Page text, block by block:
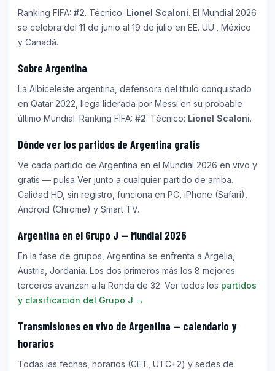
Ranking FIFA: #2. Técnico: Lionel Scaloni. El Mundial 2026
se celebra del 11 de junio al 19 de julio en EE. UU., México
y Canadá.
Sobre Argentina
La Albiceleste argentina, defensora del título conquistado
en Qatar 2022, llega liderada por Messi en su probable
último Mundial. Ranking FIFA: #2. Técnico: Lionel Scaloni.
Dónde ver los partidos de Argentina gratis
Ve cada partido de Argentina en el Mundial 2026 en vivo y
gratis — pulsa Ver junto a cualquier partido de arriba.
Calidad HD, sin registro, funciona en PC, iPhone (Safari),
Android (Chrome) y Smart TV.
Argentina en el Grupo J — Mundial 2026
En la fase de grupos, Argentina se enfrenta a Argelia,
Austria, Jordania. Los dos primeros más los 8 mejores
terceros avanzan a la Ronda de 32. Ver todos los partidos
y clasificación del Grupo J →
Transmisiones en vivo de Argentina — calendario y
horarios
Todas las fechas, horarios (CET, UTC+2) y sedes de